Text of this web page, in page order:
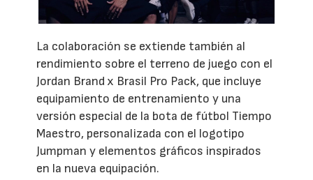
La colaboración se extiende también al
rendimiento sobre el terreno de juego con el
Jordan Brand x Brasil Pro Pack, que incluye
equipamiento de entrenamiento y una
versión especial de la bota de fútbol Tiempo
Maestro, personalizada con el logotipo
Jumpman y elementos gráficos inspirados
en la nueva equipación.